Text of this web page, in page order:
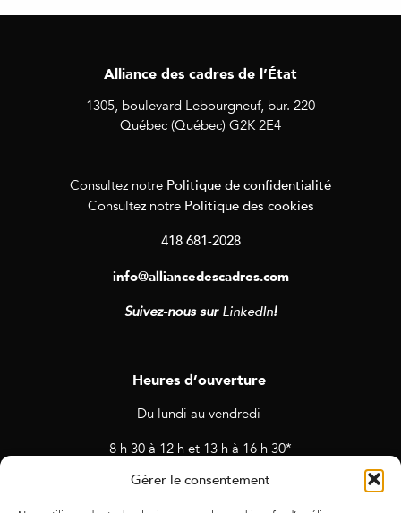
Gérer le consentement
Alliance des cadres de l’État
1305, boulevard Lebourgneuf, bur. 220
Québec (Québec) G2K 2E4
Consultez notre Politique de confidentialité
Consultez notre Politique des cookies
418 681-2028
info@alliancedescadres.com
Suivez-nous sur LinkedIn!
Heures d’ouverture
Du lundi au vendredi
8 h 30 à 12 h et 13 h à 16 h 30*
* Horaires sujets à changement en cas de rendez-vous et